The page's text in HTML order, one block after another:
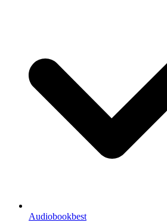
Audiobookbest